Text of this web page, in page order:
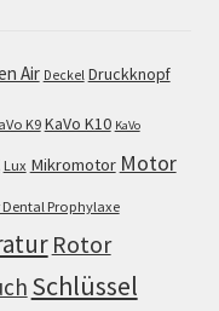
Air Deckel Druckknopf
K9 KaVo K10 KaVo
Lux Mikromotor Motor
Prophylaxe
Rotor
Schlüssel